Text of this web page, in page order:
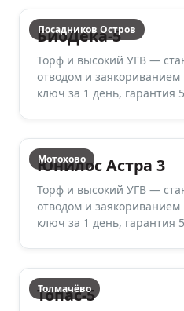
Посадников Остров
БиоДека-5
Торф и высокий УГВ —
отводом и
ключ за 1 день, гарантия
Мотохово
Юнилос Астра 3
Торф и высокий УГВ —
отводом и
ключ за 1 день, гарантия
Толмачёво
Топас-5